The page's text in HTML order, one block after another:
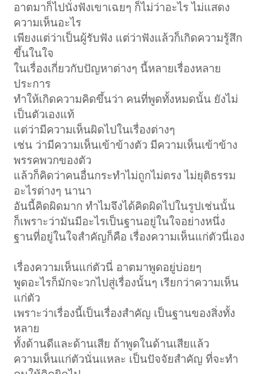
อาตมาก็ไปนั่งฟังเขาเฉยๆ ก็ไม่ว่าอะไร ไม่แสดง
ความเห็นอะไร
เพียงแต่ว่าเป็นผู้รับฟัง แต่ว่าฟังแล้วก็เกิดความรู้สึก
ขึ้นในใจ
ในเรื่องเกี่ยวกับปัญหาต่างๆ นี้หลายเรื่องหลาย
ประการ
ทำให้เกิดความคิดขึ้นว่า คนที่พูดทั้งหมดนั้น ยังไม่
เป็นตัวเองแท้
แต่ว่ามีความเห็นผิดไปในเรื่องต่างๆ
เช่น ว่ามีความเห็นเข้าข้างตัว มีความเห็นเข้าข้าง
พรรคพวกของตัว
แล้วก็คิดว่าคนอื่นกระทำไม่ถูกไม่ตรง ไม่ยุติธรรม
อะไรต่างๆ นานา
อันนี้คิดผิดมาก ทำไมจึงได้คิดผิดไปในรูปเช่นนั้น
ก็เพราะว่ามันมีอะไรเป็นฐานอยู่ในใจอย่างหนึ่ง
ฐานที่อยู่ในใจสำคัญก็คือ เรื่องความเห็นแก่ตัวนี่เอง
เรื่องความเห็นแก่ตัวนี่ อาตมาพูดอยู่บ่อยๆ
พูดอะไรก็มักจะวกไปสู่เรื่องนั้นๆ เรียกว่าความเห็น
แก่ตัว
เพราะว่าเรื่องนี้เป็นเรื่องสำคัญ เป็นฐานของสิ่งทั้ง
หลาย
ทั้งด้านดีและด้านเสีย ถ้าพูดในด้านเสียแล้ว
ความเห็นแก่ตัวนั่นแหละ เป็นปัจจัยสำคัญ ที่จะทำ